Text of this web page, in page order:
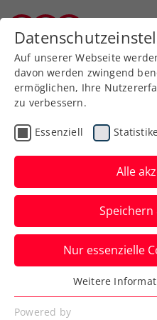
Zurück zur
Turniere
ÖTV-
U18:
Bruck an
Noch bis Dienstag,
um 20:00 Uhr kann
Highlight der
Auf unserer Webseite
davon werden zwingend
ermöglichen, Ihre
zu verbessern.
Essenziell
Alle
Speichern
Nur essenzielle
Essenziell
Essenzielle Cookies
Weitere
Powered by